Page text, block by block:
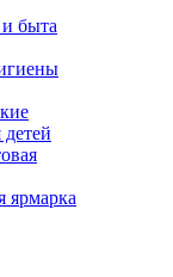
быта
ярмарка